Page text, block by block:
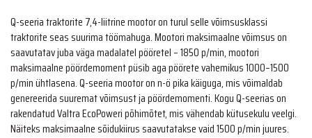
Q-seeria traktorite 7,4-liitrine mootor on turul selle võimsusklassi
traktorite seas suurima töömahuga. Mootori maksimaalne võimsus on
saavutatav juba väga madalatel pööretel – 1850 p/min, mootori
maksimaalne pöördemoment püsib aga pöörete vahemikus 1000–1500
p/min ühtlasena. Q-seeria mootor on n-ö pika käiguga, mis võimaldab
genereerida suuremat võimsust ja pöördemomenti. Kogu Q-seerias on
rakendatud Valtra EcoPoweri põhimõtet, mis vähendab kütusekulu veelgi.
Näiteks maksimaalne sõidukiirus saavutatakse vaid 1500 p/min juures.